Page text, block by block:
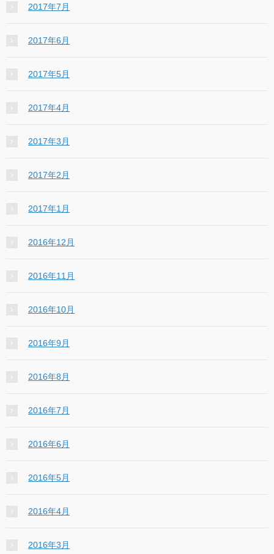
2017年7月
2017年6月
2017年5月
2017年4月
2017年3月
2017年2月
2017年1月
2016年12月
2016年11月
2016年10月
2016年9月
2016年8月
2016年7月
2016年6月
2016年5月
2016年4月
2016年3月